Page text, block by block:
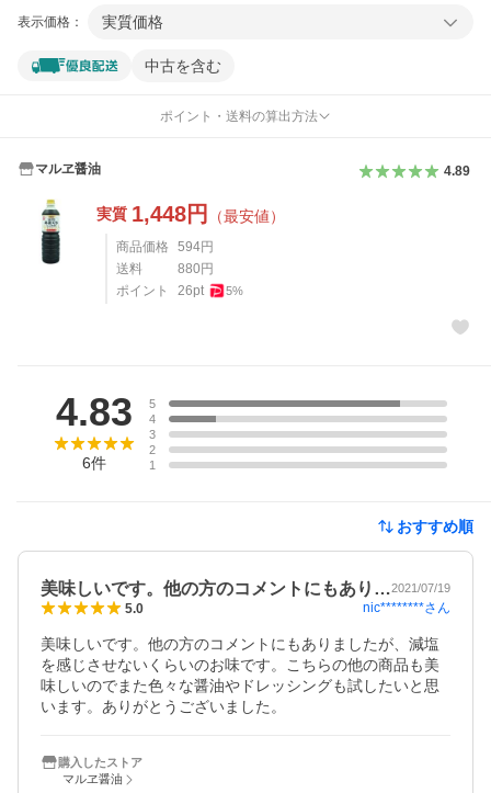
表示価格： 実質価格
中古を含む
ポイント・送料の算出方法
マルヱ醤油 4.89
実質 1,448円 （最安値）
商品価格 594円
送料
880 円
ポイント
26pt 5%
4.83
6件
5
4
3
2
1
おすすめ順
美味しいです。他の方のコメントにもあり…2021/07/19
5.0 nic********さん
美味しいです。他の方のコメントにもありましたが、減塩
を感じさせないくらいのお味です。こちらの他の商品も美
味しいのでまた色々な醤油やドレッシングも試したいと思
います。ありがとうございました。
購入したストア
マルヱ醤油